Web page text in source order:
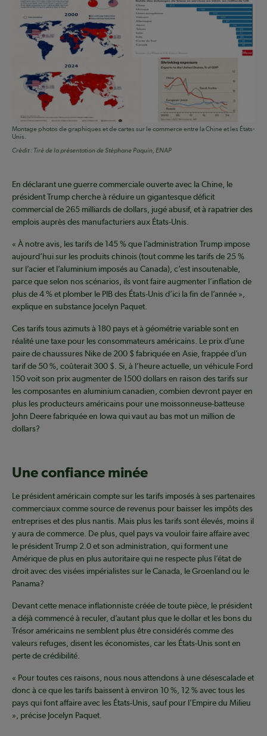
Montage photos de graphiques et de cartes sur le commerce entre la Chine et les États-
Unis.
Crédit : Tiré de la présentation de Stéphane Paquin, ENAP
En déclarant une guerre commerciale ouverte avec la Chine, le
président Trump cherche à réduire un gigantesque déficit
commercial de 265 milliards de dollars, jugé abusif, et à rapatrier des
emplois auprès des manufacturiers aux États-Unis.
« À notre avis, les tarifs de 145 % que l’administration Trump impose
aujourd’hui sur les produits chinois (tout comme les tarifs de 25 %
sur l’acier et l’aluminium imposés au Canada), c’est insoutenable,
parce que selon nos scénarios, ils vont faire augmenter l’inflation de
plus de 4 % et plomber le PIB des États-Unis d’ici la fin de l’année »,
explique en substance Jocelyn Paquet.
Ces tarifs tous azimuts à 180 pays et à géométrie variable sont en
réalité une taxe pour les consommateurs américains. Le prix d’une
paire de chaussures Nike de 200 $ fabriquée en Asie, frappée d’un
tarif de 50 %, coûterait 300 $. Si, à l’heure actuelle, un véhicule Ford
150 voit son prix augmenter de 1500 dollars en raison des tarifs sur
les composantes en aluminium canadien, combien devront payer en
plus les producteurs américains pour une moissonneuse-batteuse
John Deere fabriquée en Iowa qui vaut au bas mot un million de
dollars?
Une confiance minée
Le président américain compte sur les tarifs imposés à ses partenaires
commerciaux comme source de revenus pour baisser les impôts des
entreprises et des plus nantis. Mais plus les tarifs sont élevés, moins il
y aura de commerce. De plus, quel pays va vouloir faire affaire avec
le président Trump 2.0 et son administration, qui forment une
Amérique de plus en plus autoritaire qui ne respecte plus l’état de
droit avec des visées impérialistes sur le Canada, le Groenland ou le
Panama?
Devant cette menace inflationniste créée de toute pièce, le président
a déjà commencé à reculer, d’autant plus que le dollar et les bons du
Trésor américains ne semblent plus être considérés comme des
valeurs refuges, disent les économistes, car les États-Unis sont en
perte de crédibilité.
« Pour toutes ces raisons, nous nous attendons à une désescalade et
donc à ce que les tarifs baissent à environ 10 %, 12 % avec tous les
pays qui font affaire avec les États-Unis, sauf pour l’Empire du Milieu
», précise Jocelyn Paquet.